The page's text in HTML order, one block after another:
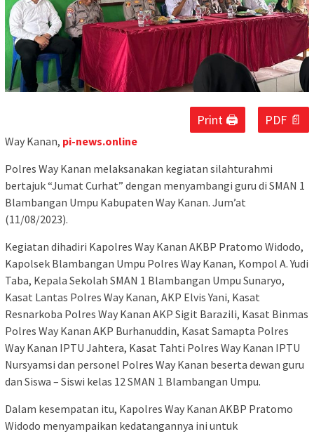
Print 🖨 PDF 📄
Way Kanan, pi-news.online
Polres Way Kanan melaksanakan kegiatan silahturahmi
bertajuk “Jumat Curhat” dengan menyambangi guru di SMAN 1
Blambangan Umpu Kabupaten Way Kanan. Jum’at
(11/08/2023).
Kegiatan dihadiri Kapolres Way Kanan AKBP Pratomo Widodo,
Kapolsek Blambangan Umpu Polres Way Kanan, Kompol A. Yudi
Taba, Kepala Sekolah SMAN 1 Blambangan Umpu Sunaryo,
Kasat Lantas Polres Way Kanan, AKP Elvis Yani, Kasat
Resnarkoba Polres Way Kanan AKP Sigit Barazili, Kasat Binmas
Polres Way Kanan AKP Burhanuddin, Kasat Samapta Polres
Way Kanan IPTU Jahtera, Kasat Tahti Polres Way Kanan IPTU
Nursyamsi dan personel Polres Way Kanan beserta dewan guru
dan Siswa – Siswi kelas 12 SMAN 1 Blambangan Umpu.
Dalam kesempatan itu, Kapolres Way Kanan AKBP Pratomo
Widodo menyampaikan kedatangannya ini untuk